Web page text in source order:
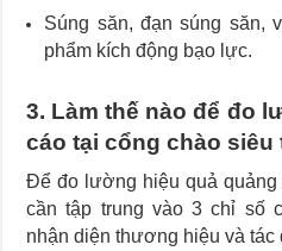
Súng săn, đạn súng săn,
phẩm kích động bạo lực.
3. Làm thế nào để đo
cáo tại cổng chào siêu
Để đo lường hiệu quả quảng
cần tập trung vào 3 chỉ số
nhận diện thương hiệu và tác